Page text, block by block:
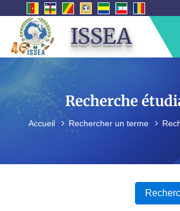
ISSEA
Recherche
Accueil Rechercher un terme